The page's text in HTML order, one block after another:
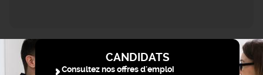
CANDIDATS
Consultez nos offres d'emploi